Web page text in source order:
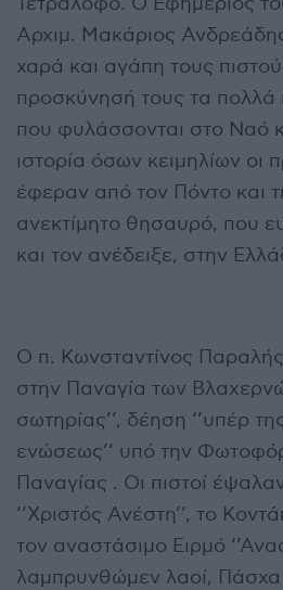
Αρχιμ. Μακάριος
χαρά και αγάπη τους
προσκύνησή τους τα πολλά
που φυλάσσονται στο Ναό
ιστορία όσων κειμηλίων οι
έφεραν από τον Πόντο και
ανεκτίμητο θησαυρό, που
και τον ανέδειξε, στην
Ο π. Κωνσταντίνος
στην Παναγία των
σωτηρίας’’, δέηση ‘’υπέρ
ενώσεως’’ υπό την
Παναγίας . Οι πιστοί
‘’Χριστός Ανέστη’’, το
τον αναστάσιμο Ειρμό
λαμπρυνθώμεν λαοί, Πάσχα